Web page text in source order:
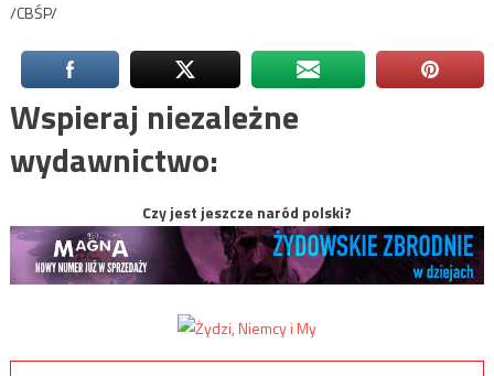
/CBŚP/
Wspieraj niezależne
wydawnictwo:
Czy jest jeszcze naród polski?